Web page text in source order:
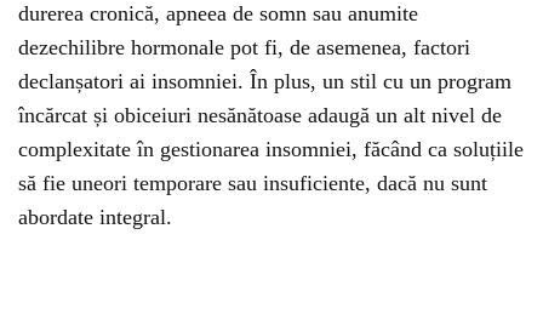
durerea cronică, apneea de somn sau anumite
dezechilibre hormonale pot fi, de asemenea, factori
declanșatori ai insomniei. În plus, un stil cu un program
încărcat și obiceiuri nesănătoase adaugă un alt nivel de
complexitate în gestionarea insomniei, făcând ca soluțiile
să fie uneori temporare sau insuficiente, dacă nu sunt
abordate integral.